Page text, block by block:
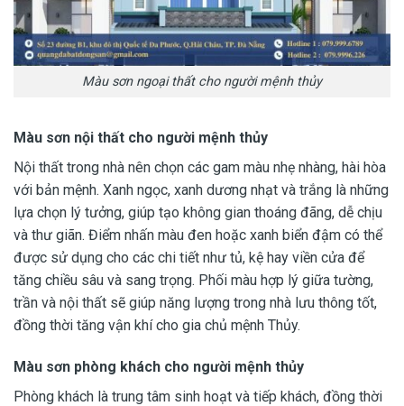
Màu sơn ngoại thất cho người mệnh thủy
Màu sơn nội thất cho người mệnh thủy
Nội thất trong nhà nên chọn các gam màu nhẹ nhàng, hài hòa
với bản mệnh. Xanh ngọc, xanh dương nhạt và trắng là những
lựa chọn lý tưởng, giúp tạo không gian thoáng đãng, dễ chịu
và thư giãn. Điểm nhấn màu đen hoặc xanh biển đậm có thể
được sử dụng cho các chi tiết như tủ, kệ hay viền cửa để
tăng chiều sâu và sang trọng. Phối màu hợp lý giữa tường,
trần và nội thất sẽ giúp năng lượng trong nhà lưu thông tốt,
đồng thời tăng vận khí cho gia chủ mệnh Thủy.
Màu sơn phòng khách cho người mệnh thủy
Phòng khách là trung tâm sinh hoạt và tiếp khách, đồng thời